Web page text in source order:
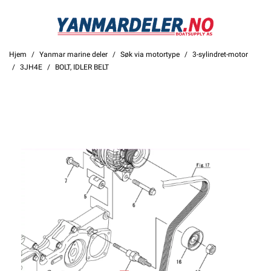
Hjem Yanmar marine deler Søk via motortype
3-sylindret-motor
3JH4E
BOLT, IDLER BELT